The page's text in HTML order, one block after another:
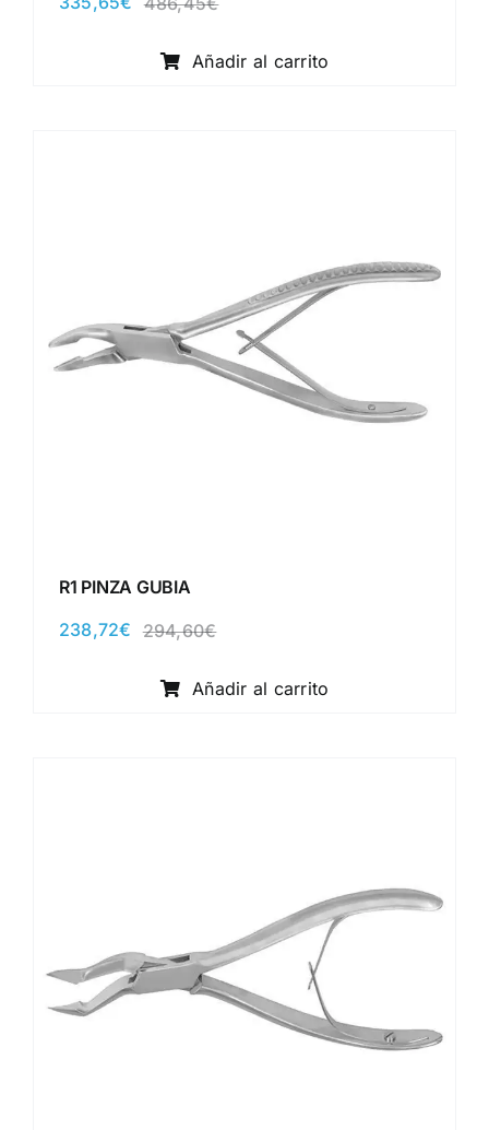
El
original
era:
El
actual
es:
Añadir al carrito
R1 PINZA GUBIA
294,60€El
original
era:
238,72€
El
actual
es:
Añadir al carrito